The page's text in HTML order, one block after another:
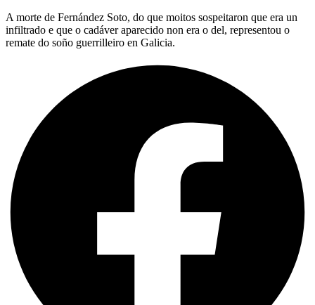
A morte de Fernández Soto, do que moitos sospeitaron que era un
infiltrado e que o cadáver aparecido non era o del, representou o
remate do soño guerrilleiro en Galicia.